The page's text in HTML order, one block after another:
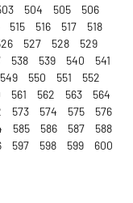
504 505
506
515 516 517
518
527 528
529
538 539 540
541
549 550 551
552
561 562 563
564
573 574 575
576
585 586 587
588
597 598 599
600